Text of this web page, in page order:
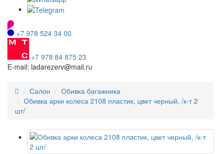
+7 978 524 34 00
+7 978 84 875 23
E-mail: ladarezerv@mail.ru
Салон
Обивка багажника
Обивка арки колеса 2108 пластик, цвет черный, /к-т 2
шт/